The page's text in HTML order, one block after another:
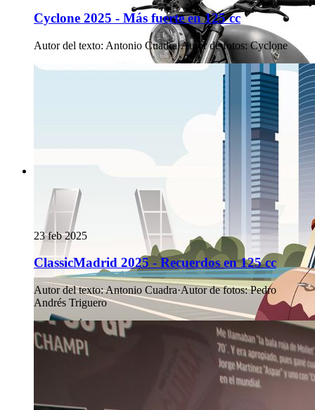
Cyclone 2025 - Más fuerte en 125 cc
Autor del texto: Antonio Cuadra·Autor de fotos: Cyclone
23 feb 2025
ClassicMadrid 2025 - Recuerdos en 125 cc
Autor del texto:Antonio Cuadra·Autor de fotos: Pedro
Andrés Triguero